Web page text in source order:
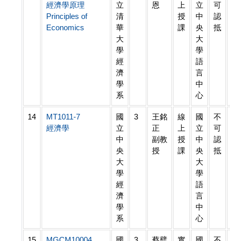
經濟學原理
Principles of
Economics
立
清
華
大
學
經
濟
學
系
恩
上
授
課
立
中
央
大
學
語
言
中
心
可
認
抵
14
MT1011-7
經濟學
國
立
中
央
大
學
經
濟
學
系
3
王銘
正
副教
授
線
上
授
課
國
立
中
央
大
學
語
言
中
心
不
可
認
抵